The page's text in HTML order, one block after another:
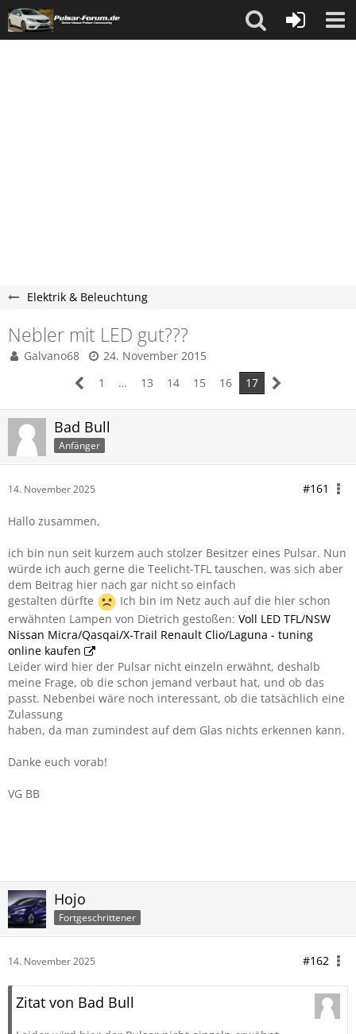
Elektrik & Beleuchtung
Nebler mit LED gut???
Galvano68
24. November 2015
1
… 13 14 15 16 17
Bad Bull
Anfänger
14. November 2025 #161
Hallo zusammen,
ich bin nun seit kurzem auch stolzer Besitzer eines Pulsar. Nun
würde ich auch gerne die Teelicht-TFL tauschen, was sich aber
dem Beitrag hier nach gar nicht so einfach
gestalten dürfte
Ich bin im Netz auch auf die hier schon
erwähnten Lampen von Dietrich gestoßen: Voll LED TFL/NSW
Nissan Micra/Qasqai/X-Trail Renault Clio/Laguna - tuning
online kaufen
Leider wird hier der Pulsar nicht einzeln erwähnt, deshalb
meine Frage, ob die schon jemand verbaut hat, und ob das
passt. Nebenbei wäre noch interessant, ob die tatsächlich eine
Zulassung
haben, da man zumindest auf dem Glas nichts erkennen kann.
Danke euch vorab!
VG BB
Hojo
Fortgeschrittener
14. November 2025 #162
Zitat von Bad Bull